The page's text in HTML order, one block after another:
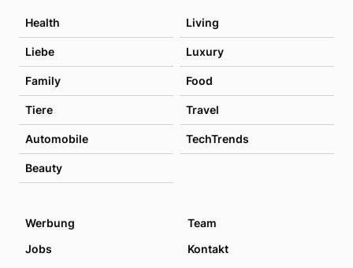
Health Living
Liebe Luxury
Family Food
Tiere Travel
Automobile TechTrends
Beauty
Werbung
Team
Jobs
Kontakt